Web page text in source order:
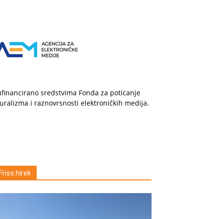
sredstvima Fonda za poticanje
i raznovrsnosti elektroničkih medija.
Friss hírek